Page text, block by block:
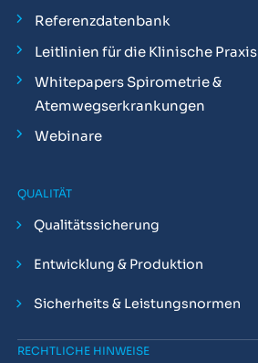
Referenzdatenbank
Leitlinien für die Klinische Praxis
Whitepapers Spirometrie &
Atemwegserkrankungen
Webinare
QUALITÄT
Qualitätssicherung
Entwicklung & Produktion
Sicherheits & Leistungsnormen
RECHTLICHE HINWEISE